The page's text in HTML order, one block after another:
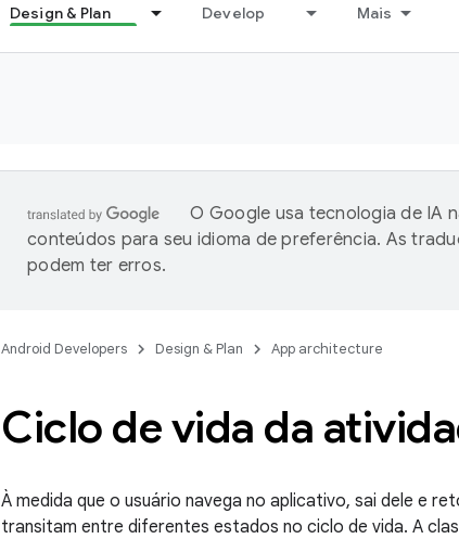
Design & Plan Develop Mais
O Google usa tecnologia de IA
conteúdos para seu idioma de preferência. As
podem ter erros.
Android Developers Design & Plan App architecture
Ciclo de vida da
À medida que o usuário navega no aplicativo, sai dele e
transitam entre diferentes estados no ciclo de vida. A